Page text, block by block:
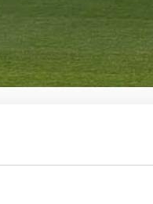
handlowych w Polsce
z branży: